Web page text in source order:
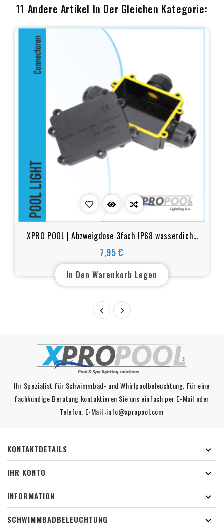
11 Andere Artikel In Der Gleichen Kategorie:
XPRO POOL | Abzweigdose 3fach IP68 wasserdicht
Kabelstecker schwarz
7,95 €
Preis
In Den Warenkorb Legen
 
Ihr Spezialist für Schwimmbad- und Whirlpoolbeleuchtung. Für eine
fachkundige Beratung kontaktieren Sie uns einfach per E-Mail oder
Telefon. E-Mail :info@xpropool.com
KONTAKTDETAILS

IHR KONTO

INFORMATION

SCHWIMMBADBELEUCHTUNG
